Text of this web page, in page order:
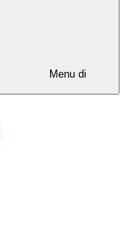
Menu di